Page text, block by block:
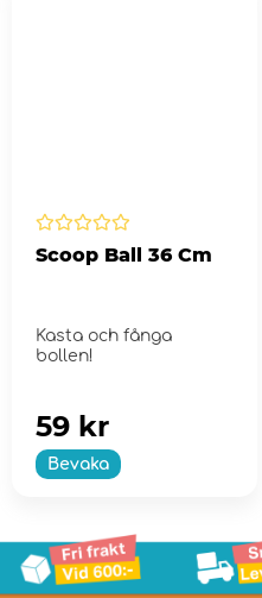
Scoop Ball 36 Cm
Kasta och fånga
bollen!
Bevaka
59 kr